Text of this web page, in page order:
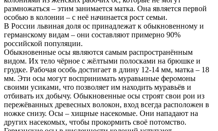
размножаться – этим занимается матка. Она является первой
особью в колонии – с неё начинается рост семьи.
В России львиная доля ос принадлежат к обыкновенному и
германскому видам – они составляют примерно 90%
российской популяции.
Обыкновенные осы являются самым распространённым
видом. Их тело чёрное с жёлтыми полосками на брюшке и
грудке. Рабочая особь достигает в длину 12-14 мм, матка – 18
мм. Эти осы могут воспринимать муравьиные феромоны
своими усиками, что позволяет им находить муравьёв и
отбивать их добычу. Обыкновенные осы строят свои рои из
пережёванных древесных волокон, вход всегда расположен в
ножке снизу. Осы – хищные насекомые. Они нападают на
других насекомых, чтобы прокормить своё потомство.